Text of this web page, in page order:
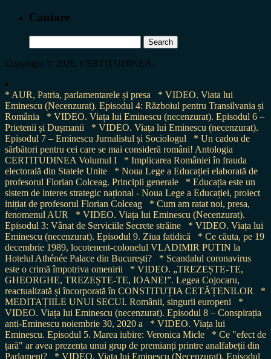
Cautare
for:
Copyright © 2026, CERTITUDINEA.
* AUR, Patria, parlamentarele și presa
* VIDEO. Viata lui
Eminescu (Necenzurat). Episodul 4: Războiul pentru Transilvania și
România
* VIDEO. Viața lui Eminescu (necenzurat). Episodul 6 –
Prietenii și Dușmanii
* VIDEO. Viața lui Eminescu (necenzurat).
Episodul 7 – Eminescu Jurnalistul și Sociologul
* Un cadou de
sărbători pentru cei care se mai consideră români! Antologia
CERTITUDINEA Volumul I
* Implicarea României în frauda
electorală din Statele Unite
* Noua Lege a Educației elaborată de
profesorul Florian Colceag. Principii generale
* Educația este un
sistem de interes strategic național - Noua Lege a Educației, proiect
inițiat de profesorul Florian Colceag
* Cum am ratat noi, presa,
fenomenul AUR
* VIDEO. Viața lui Eminescu (Necenzurat).
Episodul 3: Vânat de Serviciile Secrete străine
* VIDEO. Viața lui
Eminescu (necenzurat). Episodul 9. Ziua fatidică
* Ce căuta, pe 19
decembrie 1989, locotenent-colonelul VLADIMIR PUTIN la
Hotelul Athénée Palace din București?
* Scandalul coronavirus
este o crimă împotriva omenirii
* VIDEO. „TREZEȘTE-TE,
GHEORGHE, TREZEȘTE-TE, IOANE!”. Legea Cojocaru,
reactualizată și încorporată în CONSTITUȚIA CETĂȚENILOR
*
MEDITAȚIILE UNUI SECUI. Românii, singurii europeni
*
VIDEO. Viața lui Eminescu (necenzurat). Episodul 8 – Conspirația
anti-Eminescu noiembrie 30, 2020 a
* VIDEO. Viața lui
Eminescu. Episodul 5. Marea iubire: Veronica Micle
* Ce "efect de
țară" ar avea prezența unui grup de premianți printre analfabeții din
Parlament?
* VIDEO. Viața lui Eminescu (Necenzurat). Episodul